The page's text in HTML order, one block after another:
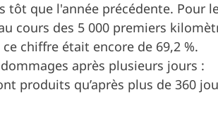
tôt que l'année précédente. Pour
cours des 5 000 premiers
chiffre était encore de 69,2 %.
après plusieurs jours :
produits qu’après plus de 360